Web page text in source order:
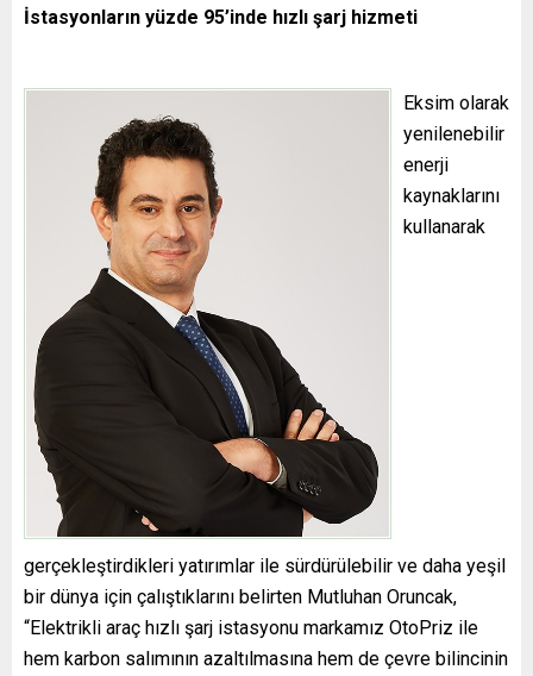
İstasyonların yüzde 95’inde hızlı şarj hizmeti
Eksim olarak
yenilenebilir
enerji
kaynaklarını
kullanarak
gerçekleştirdikleri yatırımlar ile sürdürülebilir ve daha yeşil
bir dünya için çalıştıklarını belirten Mutluhan Oruncak,
“Elektrikli araç hızlı şarj istasyonu markamız OtoPriz ile
hem karbon salımının azaltılmasına hem de çevre bilincinin